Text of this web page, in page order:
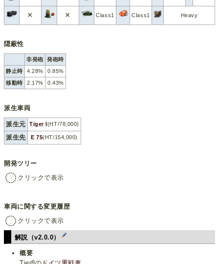
× × Class1 Class1 Heavy
隠蔽性
非発砲
発砲時
静止時
4.28%
0.85%
移動時
2.17% 0.43%
派生車両
派生元 Tiger I(HT/78,000)
派生先 E 75(HT/154,000)
開発ツリー
クリックで表示
車両に関する変更履歴
クリックで表示
解説（v2.0.0）
概要